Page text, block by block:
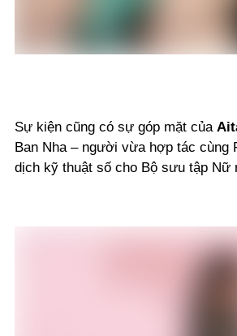
Sự kiện cũng có sự góp mặt của
Ban Nha – người vừa hợp tác cùng
dịch kỹ thuật số cho Bộ sưu tập Nữ